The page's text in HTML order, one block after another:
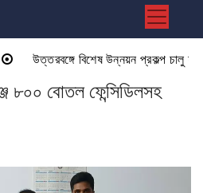
উত্তরবঙ্গে বিশেষ উন্নয়ন প্রকল্প চালু হতে
৮০০ বোতল ফেন্সিডিলসহ